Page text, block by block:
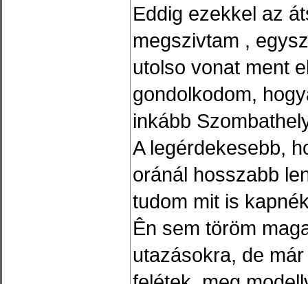
Eddig ezekkel az
megszivtam ,
utolso vonat ment
gondolkodom,
inkább
A legérdekesebb,
oránál hosszabb
tudom mit is
Ên sem töröm
utazásokra, de